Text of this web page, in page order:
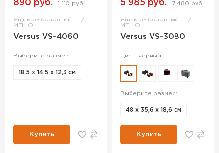
890 руб. 1 110 руб.
Ящик рыболовный
MEIHO
Versus VS-4060
Выберите размер:
18,5 х 14,5 х 12,3 см
Купить
5 985 руб. 7 480 руб.
Ящик рыболовный
MEIHO
Versus VS-3080
Цвет: черный
Выберите размер:
48 х 35,6 х 18,6 см
Купить